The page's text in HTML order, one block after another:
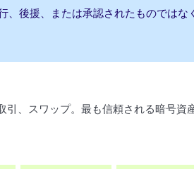
、後援、または承認されたものでは
、スワップ。最も信頼される暗号資